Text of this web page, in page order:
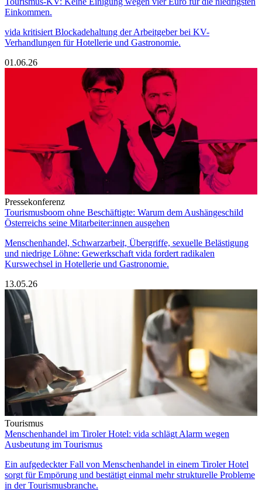
Einkommen.
vida kritisiert Blockadehaltung der Arbeitgeber bei KV-
Verhandlungen für Hotellerie und Gastronomie.
01.06.26
Pressekonferenz
Tourismusboom ohne Beschäftigte: Warum dem Aushängeschild
Österreichs seine Mitarbeiter:innen ausgehen
Menschenhandel, Schwarzarbeit, Übergriffe, sexuelle Belästigung
und niedrige Löhne: Gewerkschaft vida fordert radikalen
Kurswechsel in Hotellerie und Gastronomie.
13.05.26
Tourismus
Menschenhandel im Tiroler Hotel: vida schlägt Alarm wegen
Ausbeutung im Tourismus
Ein aufgedeckter Fall von Menschenhandel in einem Tiroler Hotel
sorgt für Empörung und bestätigt einmal mehr strukturelle Probleme
in der Tourismusbranche.